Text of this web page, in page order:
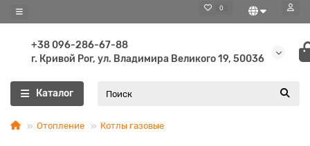
0
+38 096-286-67-88
г. Кривой Рог, ул. Владимира Великого 19, 50036
Каталог
Отопление Котлы газовые